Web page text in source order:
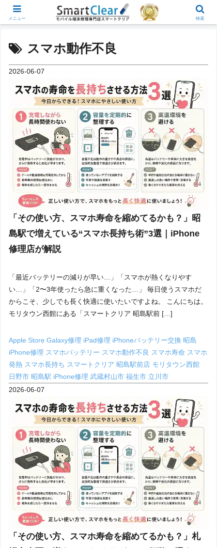
スマホ動作不良
2026-06-07
「その使い方、スマホ寿命を縮めてるかも？」昭
島駅で増えている“スマホ長持ち術”3選｜iPhone
修理店が解説
「最近バッテリーの減りが早い…」「スマホが熱くなりやす
い…」「2〜3年使ったら急に重くなった…」 毎日使うスマホだ
からこそ、少しでも長く快適に使いたいですよね。 こんにちは。
モリタウン西館にある「スマートクリア 昭島駅前 […]
Apple StoreGalaxy修理 iPad修理 iPhoneバッテリー交換 昭島
iPhone修理 スマホバッテリー スマホ動作不良 スマホ寿命 スマホ
発熱 スマホ長持ち スマートクリア 昭島駅前店 モリタウン西館
日野市 昭島駅 iPhone修理武蔵村山市福生市 立川市
2026-06-07
「その使い方、スマホ寿命を縮めてるかも？」札
メニュー 検索